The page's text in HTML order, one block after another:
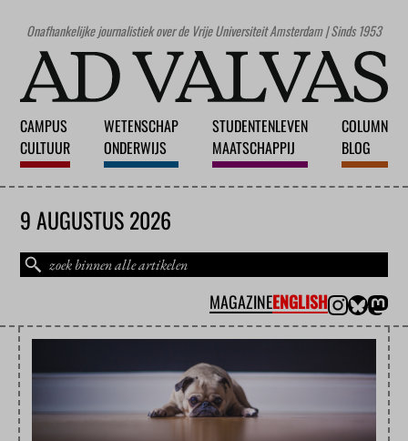
Onafhankelijke journalistiek over de Vrije Universiteit Amsterdam | Sinds 1953
CAMPUS
CULTUUR
WETENSCHAP
ONDERWIJS
STUDENTENLEVEN
MAATSCHAPPIJ
COLUMN
BLOG
9 AUGUSTUS 2026
MAGAZINEENGLISH